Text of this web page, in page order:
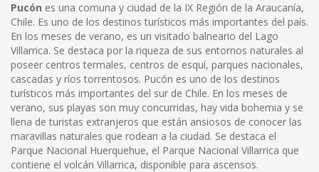
Pucón es una comuna y ciudad de la IX Región de la Araucanía,
Chile. Es uno de los destinos turísticos más importantes del país.
En los meses de verano, es un visitado balneario del Lago
Villarrica. Se destaca por la riqueza de sus entornos naturales al
poseer centros termales, centros de esquí, parques nacionales,
cascadas y ríos torrentosos. Pucón es uno de los destinos
turísticos más importantes del sur de Chile. En los meses de
verano, sus playas son muy concurridas, hay vida bohemia y se
llena de turistas extranjeros que están ansiosos de conocer las
maravillas naturales que rodean a la ciudad. Se destaca el
Parque Nacional Huerquehue, el Parque Nacional Villarrica que
contiene el volcán Villarrica, disponible para ascensos.